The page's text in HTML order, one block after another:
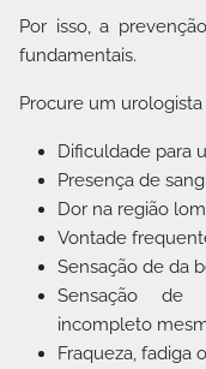
Por isso, a
fundamentais.
Procure um
Dificuldade para
Presença de
Dor na região
Vontade
Sensação de da
Sensação de
incompleto
Fraqueza, fadiga